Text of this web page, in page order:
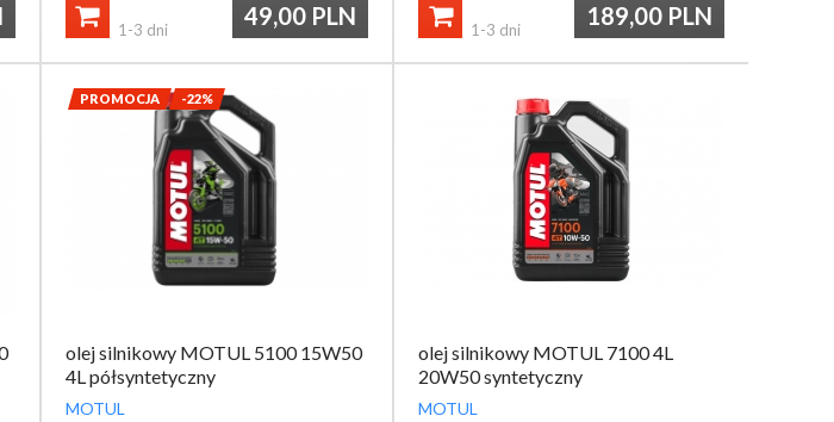
49,00 PLN

1-3 dni 189,00 PLN

1-3 dni
PROMOCJA -22%
olej silnikowy MOTUL 5100 15W50
4L półsyntetyczny
MOTUL
olej silnikowy MOTUL 7100 4L
20W50 syntetyczny
MOTUL